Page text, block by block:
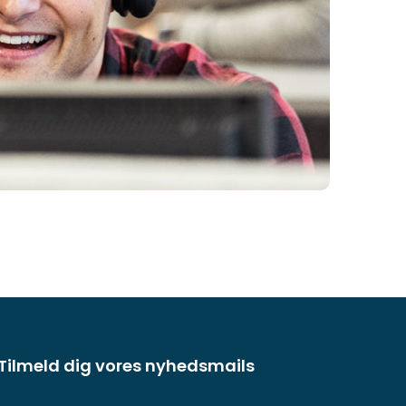
dig vores nyhedsmails